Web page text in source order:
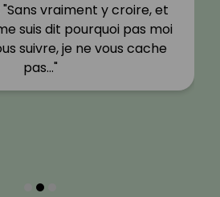
"Sans vraiment y croire, et
suis dit pourquoi pas moi
suivre, je ne vous cache
pas…"